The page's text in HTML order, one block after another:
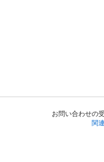
お問い合わせの
関